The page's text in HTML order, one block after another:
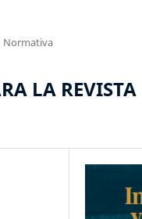
Normativa
LA REVISTA